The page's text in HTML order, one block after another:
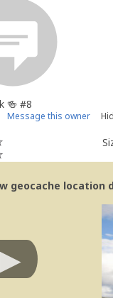
🍻 #8
Message this owner
geocache